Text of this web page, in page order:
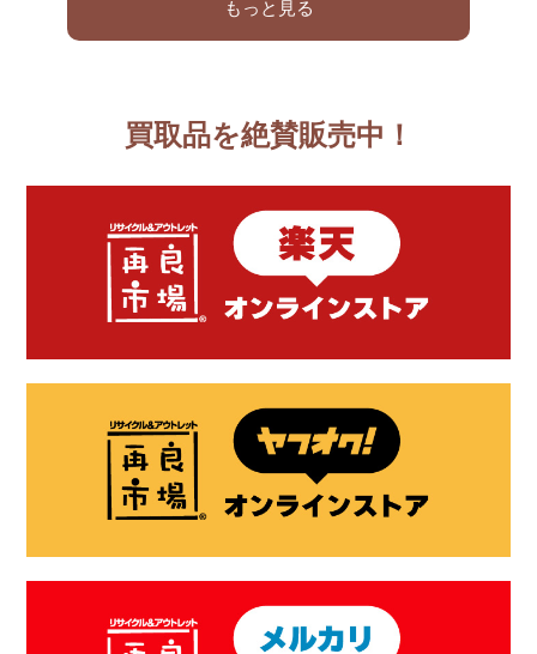
もっと見る
買取品を絶賛販売中！